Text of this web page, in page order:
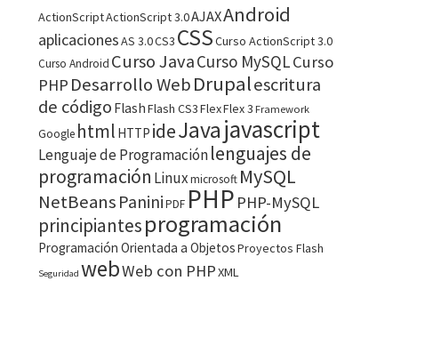
ActionScriptActionScript 3.0AJAXAndroid
aplicacionesAS 3.0CS3 CSSCurso ActionScript 3.0
Curso Android Curso JavaCurso MySQLCurso
PHP Desarrollo WebDrupalescritura
de código FlashFlash CS3FlexFlex 3 Framework
Google html HTTP ideJavajavascript
Lenguaje de Programaciónlenguajes de
programación Linuxmicrosoft MySQL
NetBeans PaniniPDF PHP PHP-MySQL
principiantesprogramación
Programación Orientada a ObjetosProyectos Flash
Seguridad webWeb con PHPXML